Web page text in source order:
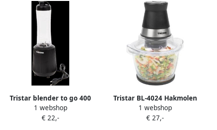
afneembare roestvrijstalen
staaf 1000 watt RVS
Tristar blender to go 400
watt zwart Inclusief deksel
om de fles mee te nemen
1 webshop
€ 22,-
Tristar BL-4024 Hakmolen
1L glazen kom 400W
1 webshop
€ 27,-